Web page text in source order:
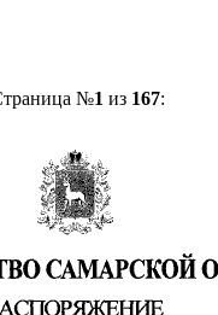
№1 из 167: